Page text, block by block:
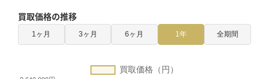
買取価格の推移
1ヶ月 3ヶ月 6ヶ月 1年 全期間